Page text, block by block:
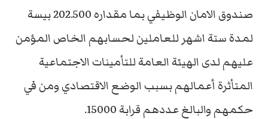
صندوق الامان الوظيفي بما مقداره 202.500 بيسة
لمدة ستة اشهر للعاملين لحسابهم الخاص المؤمن
عليهم لدى الهيئة العامة للتأمينات الاجتماعية
المتأثرة أعمالهم بسبب الوضع الاقتصادي ومن في
حكمهم والبالغ عددهم قرابة 15000.